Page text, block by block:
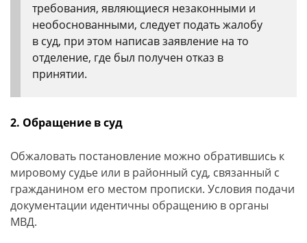
требования, являющиеся незаконными и
необоснованными, следует подать жалобу
в суд, при этом написав заявление на то
отделение, где был получен отказ в
принятии.
2. Обращение в суд
Обжаловать постановление можно обратившись к
мировому судье или в районный суд, связанный с
гражданином его местом прописки. Условия подачи
документации идентичны обращению в органы
МВД.